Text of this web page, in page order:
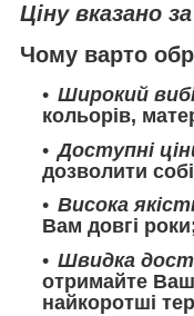
Ціну вказано
Чому варто
Широкий
кольорів,
Доступні
дозволити
Висока
Вам довгі
Швидка
отримайте
найкоротші